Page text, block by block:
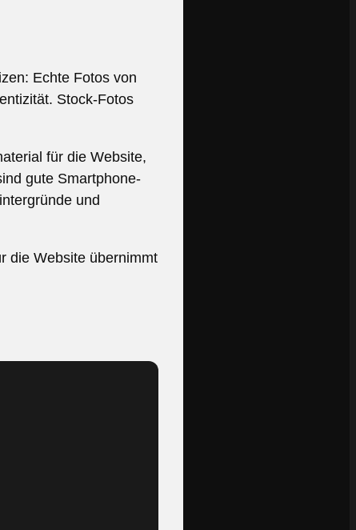
Echte Fotos von
Stock-Fotos
für die Website,
gute Smartphone-
und
die Website übernimmt